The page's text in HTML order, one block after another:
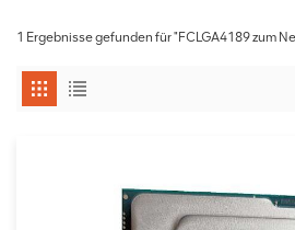
1 Ergebnisse gefunden für "FCLGA4189 zum